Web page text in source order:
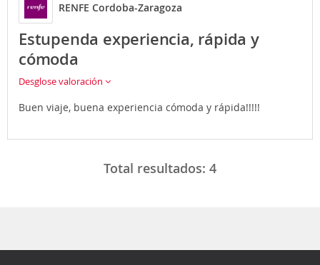
RENFE Cordoba-Zaragoza
Estupenda experiencia, rápida y
cómoda
Desglose valoración
Buen viaje, buena experiencia cómoda y rápida!!!!!
Total resultados: 4